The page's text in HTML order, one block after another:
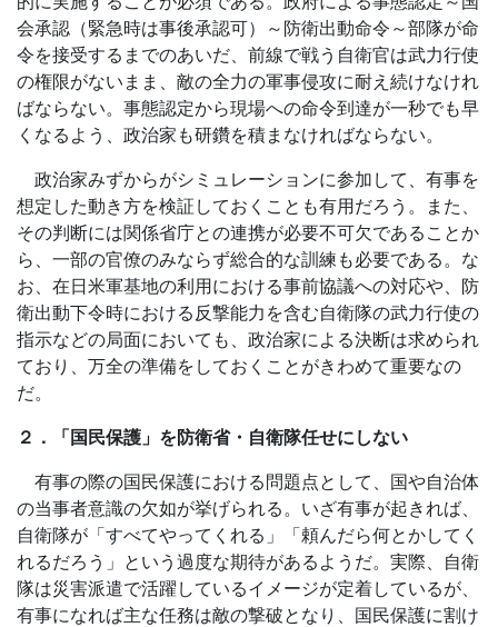
会承認（緊急時は事後承認可）～防衛出動命令～部隊が命
令を接受するまでのあいだ、前線で戦う自衛官は武力行使
の権限がないまま、敵の全力の軍事侵攻に耐え続けなけれ
ばならない。事態認定から現場への命令到達が一秒でも早
くなるよう、政治家も研鑽を積まなければならない。
政治家みずからがシミュレーションに参加して、有事を
想定した動き方を検証しておくことも有用だろう。また、
その判断には関係省庁との連携が必要不可欠であることか
ら、一部の官僚のみならず総合的な訓練も必要である。な
お、在日米軍基地の利用における事前協議への対応や、防
衛出動下令時における反撃能力を含む自衛隊の武力行使の
指示などの局面においても、政治家による決断は求められ
ており、万全の準備をしておくことがきわめて重要なの
だ。
２．「国民保護」を防衛省・自衛隊任せにしない
有事の際の国民保護における問題点として、国や自治体
の当事者意識の欠如が挙げられる。いざ有事が起きれば、
自衛隊が「すべてやってくれる」「頼んだら何とかしてく
れるだろう」という過度な期待があるようだ。実際、自衛
隊は災害派遣で活躍しているイメージが定着しているが、
有事になれば主な任務は敵の撃破となり、国民保護に割け